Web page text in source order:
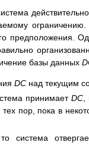
предположения.
базы данных
DC над текущим
принимаетDC,
пор, пока в
система